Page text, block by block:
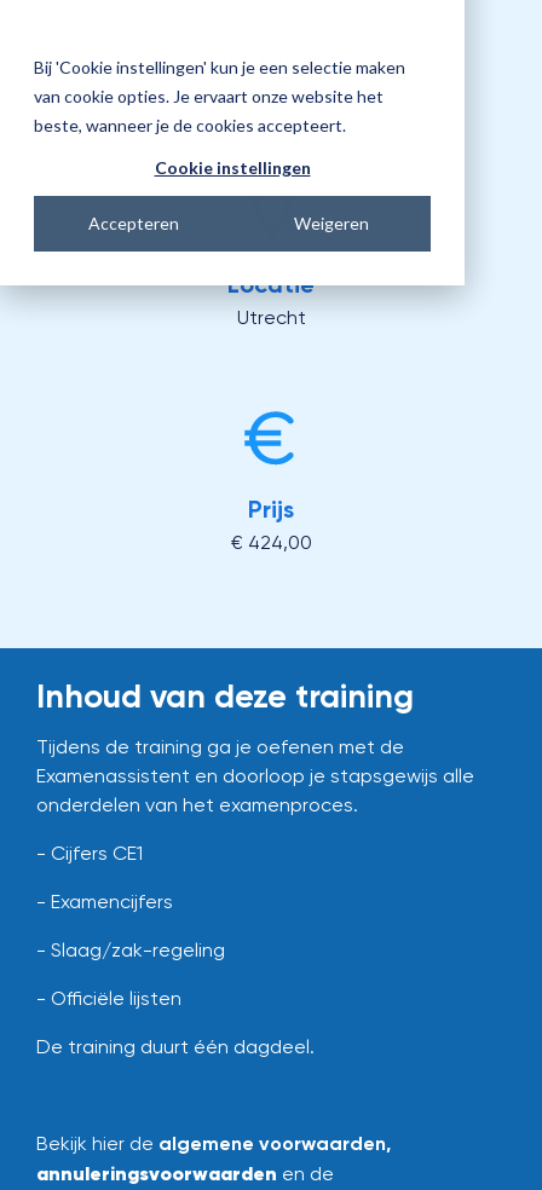
Bij 'Cookie instellingen' kun je een selectie maken
van cookie opties. Je ervaart onze website het
beste, wanneer je de cookies accepteert.
Cookie instellingen
Accepteren Weigeren
Tijd training
09:15 - 12:15 uur
Locatie
Utrecht
Prijs
€ 424,00
Inhoud van deze training
Tijdens de training ga je oefenen met de
Examenassistent en doorloop je stapsgewijs alle
onderdelen van het examenproces.
- Cijfers CE1
- Examencijfers
- Slaag/zak-regeling
- Officiële lijsten
De training duurt één dagdeel.
Bekijk hier de algemene voorwaarden,
annuleringsvoorwaarden en de